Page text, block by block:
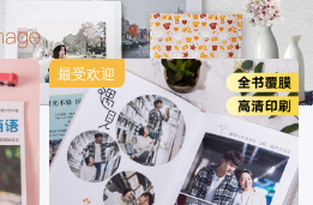
最受欢迎